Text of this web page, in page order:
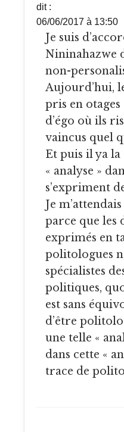
dit :
06/06/2017 à 13:50
Je suis d’accord avec
Nininahazwe
non-
Aujourd’hui,
pris en
d’égo où ils
vaincus quel
Et puis il ya
« analyse »
s’expriment
Je
parce que les
exprimés en
politologues
spécialistes
politiques,
est sans
d’être
une telle «
dans cette «
trace de